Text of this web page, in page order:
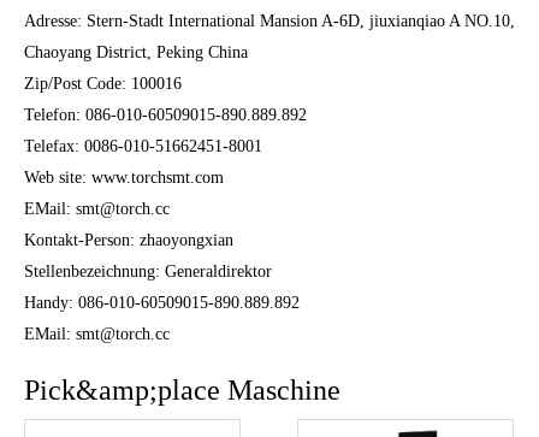
Adresse: Stern-Stadt International Mansion A-6D, jiuxianqiao A NO.10,
Chaoyang District, Peking China
Zip/Post Code: 100016
Telefon: 086-010-60509015-890.889.892
Telefax: 0086-010-51662451-8001
Web site: www.torchsmt.com
EMail: smt@torch.cc
Kontakt-Person: zhaoyongxian
Stellenbezeichnung: Generaldirektor
Handy: 086-010-60509015-890.889.892
EMail: smt@torch.cc
Pick&amp;place Maschine